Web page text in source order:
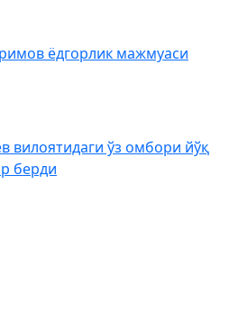
ёдгорлик мажмуаси
вилоятидаги ўз омбори йўқ
берди